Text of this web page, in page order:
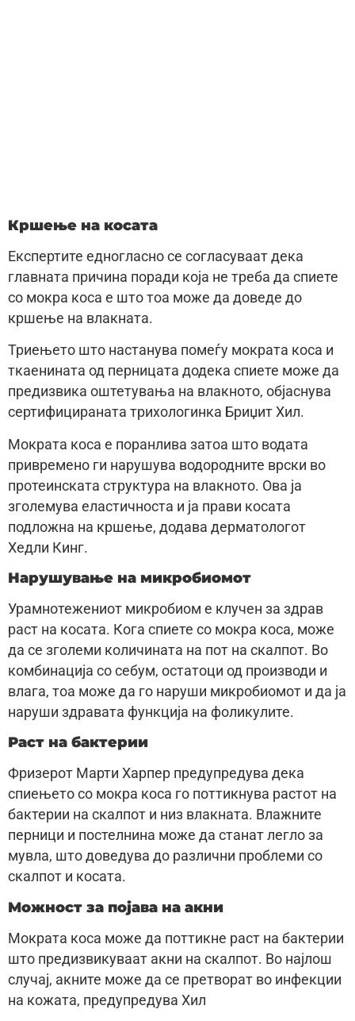
Кршење на косата
Експертите едногласно се согласуваат дека
главната причина поради која не треба да спиете
со мокра коса е што тоа може да доведе до
кршење на влакната.
Триењето што настанува помеѓу мократа коса и
ткаенината од перницата додека спиете може да
предизвика оштетувања на влакното, објаснува
сертифицираната трихологинка Бриџит Хил.
Мократа коса е поранлива затоа што водата
привремено ги нарушува водородните врски во
протеинската структура на влакното. Ова ја
зголемува еластичноста и ја прави косата
подложна на кршење, додава дерматологот
Хедли Кинг.
Нарушување на микробиомот
Урамнотежениот микробиом е клучен за здрав
раст на косата. Кога спиете со мокра коса, може
да се зголеми количината на пот на скалпот. Во
комбинација со себум, остатоци од производи и
влага, тоа може да го наруши микробиомот и да ја
наруши здравата функција на фоликулите.
Раст на бактерии
Фризерот Марти Харпер предупредува дека
спиењето со мокра коса го поттикнува растот на
бактерии на скалпот и низ влакната. Влажните
перници и постелнина може да станат легло за
мувла, што доведува до различни проблеми со
скалпот и косата.
Можност за појава на акни
Мократа коса може да поттикне раст на бактерии
што предизвикуваат акни на скалпот. Во најлош
случај, акните може да се претворат во инфекции
на кожата, предупредува Хил